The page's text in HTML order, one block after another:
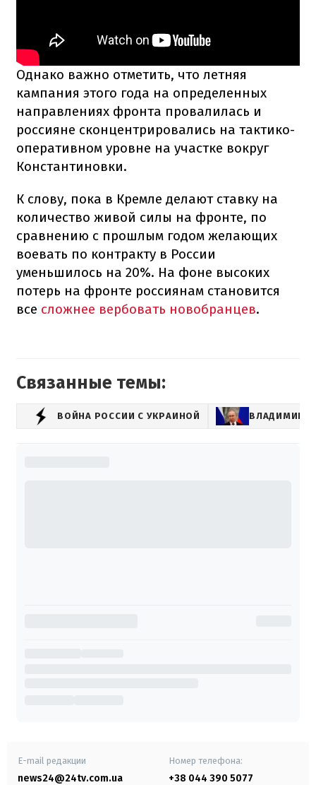
Однако важно отметить, что летняя
кампания этого года на определенных
направлениях фронта провалилась и
россияне сконцентрировались на тактико-
оперативном уровне на участке вокруг
Константиновки.
К слову, пока в Кремле делают ставку на
количество живой силы на фронте, по
сравнению с прошлым годом желающих
воевать по контракту в России
уменьшилось на 20%. На фоне высоких
потерь на фронте россиянам становится
все сложнее вербовать новобранцев.
Связанные темы:
ВОЙНА РОССИИ С УКРАИНОЙ ВЛАДИМИР
E-mail редакции
news24@24tv.com.ua
Номер телефона:
+38 044 390 5077